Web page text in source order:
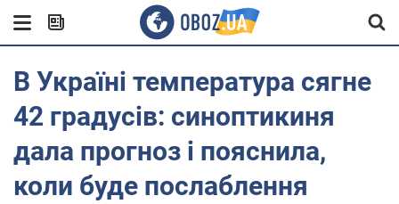
В Україні температура сягне
42 градусів: синоптикиня
дала прогноз і пояснила,
коли буде послаблення